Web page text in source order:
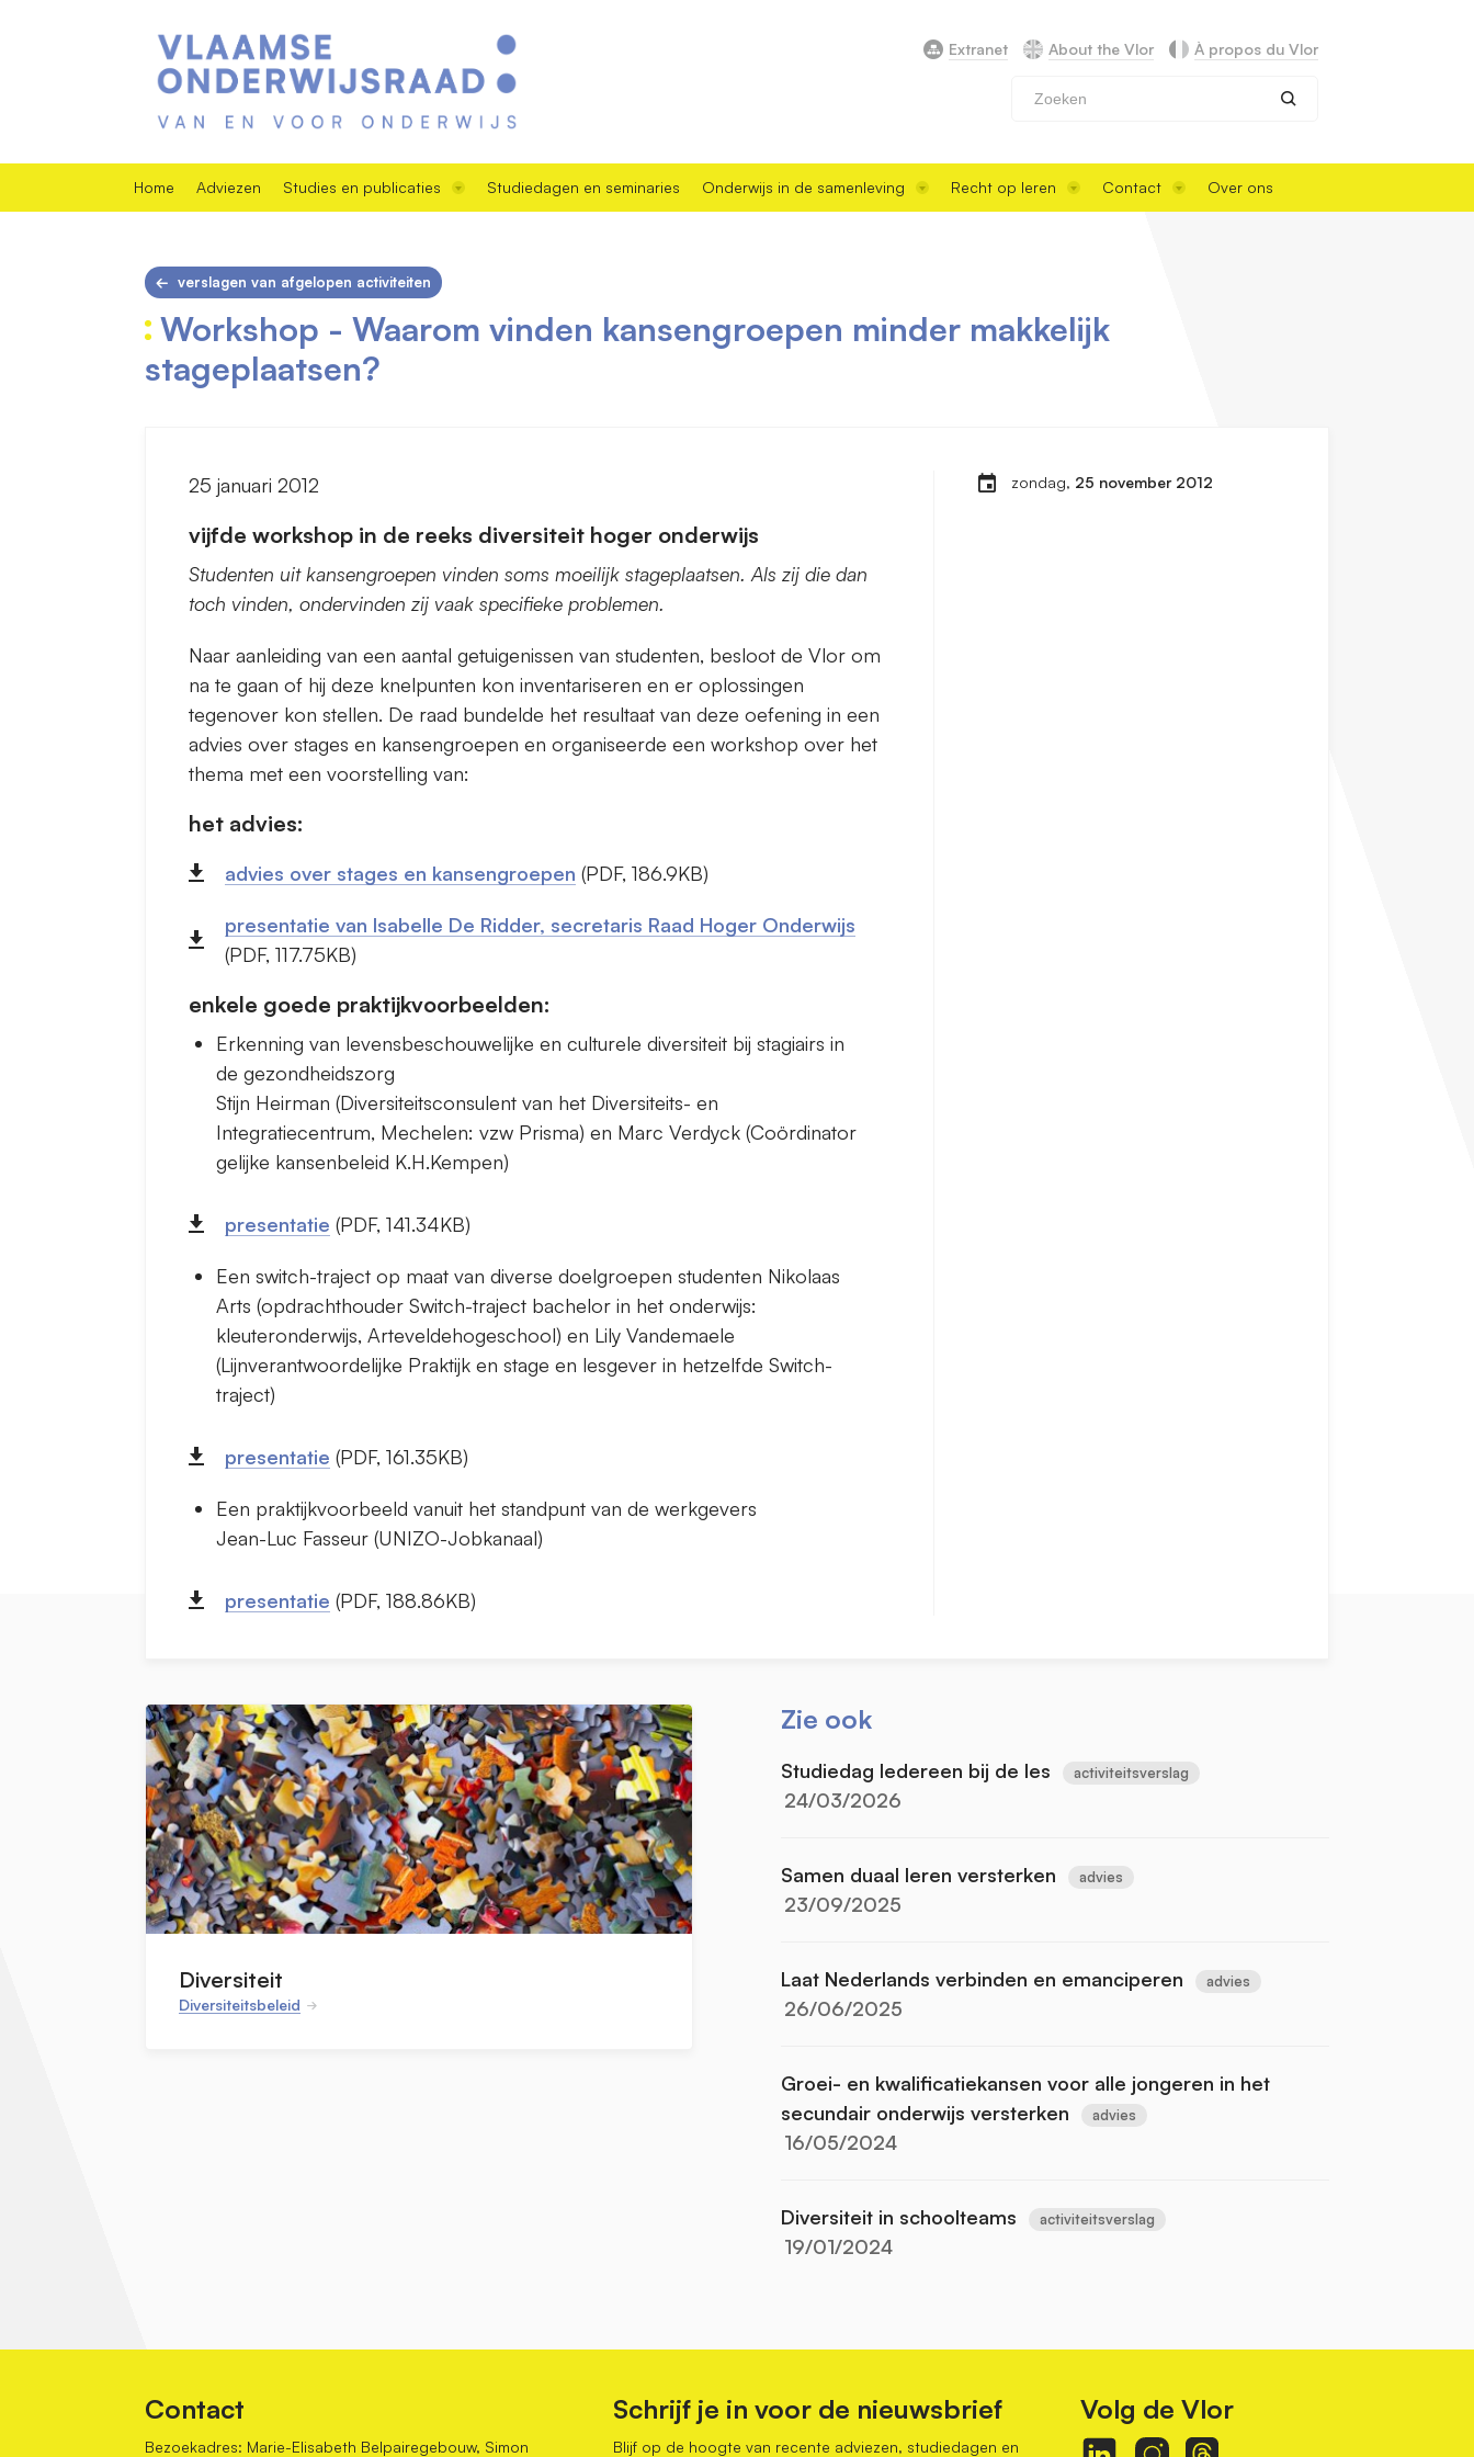
Extranet About the Vlor À propos du Vlor
Home Adviezen Studies en publicaties Studiedagen en seminaries Onderwijs in de samenleving Recht op leren Contact Over ons
verslagen van afgelopen activiteiten
Workshop - Waarom vinden kansengroepen minder makkelijk
stageplaatsen?
25 januari 2012
vijfde workshop in de reeks diversiteit hoger onderwijs
Studenten uit kansengroepen vinden soms moeilijk stageplaatsen. Als zij die dan
toch vinden, ondervinden zij vaak specifieke problemen.
Naar aanleiding van een aantal getuigenissen van studenten, besloot de Vlor om
na te gaan of hij deze knelpunten kon inventariseren en er oplossingen
tegenover kon stellen. De raad bundelde het resultaat van deze oefening in een
advies over stages en kansengroepen en organiseerde een workshop over het
thema met een voorstelling van:
het advies:
advies over stages en kansengroepen (PDF, 186.9KB)
presentatie van Isabelle De Ridder, secretaris Raad Hoger Onderwijs
(PDF, 117.75KB)
enkele goede praktijkvoorbeelden:
Erkenning van levensbeschouwelijke en culturele diversiteit bij stagiairs in
de gezondheidszorg
Stijn Heirman (Diversiteitsconsulent van het Diversiteits- en
Integratiecentrum, Mechelen: vzw Prisma) en Marc Verdyck (Coördinator
gelijke kansenbeleid K.H.Kempen)
presentatie (PDF, 141.34KB)
Een switch-traject op maat van diverse doelgroepen studenten Nikolaas
Arts (opdrachthouder Switch-traject bachelor in het onderwijs:
kleuteronderwijs, Arteveldehogeschool) en Lily Vandemaele
(Lijnverantwoordelijke Praktijk en stage en lesgever in hetzelfde Switch-
traject)
presentatie (PDF, 161.35KB)
Een praktijkvoorbeeld vanuit het standpunt van de werkgevers
Jean-Luc Fasseur (UNIZO-Jobkanaal)
presentatie (PDF, 188.86KB)
zondag, 25 november 2012
Diversiteit
Diversiteitsbeleid
Zie ook
Studiedag Iedereen bij de les activiteitsverslag
24/03/2026
Samen duaal leren versterken advies
23/09/2025
Laat Nederlands verbinden en emanciperen advies
26/06/2025
Groei- en kwalificatiekansen voor alle jongeren in het
secundair onderwijs versterken
advies
16/05/2024
Diversiteit in schoolteams activiteitsverslag
19/01/2024
Contact
Bezoekadres: Marie-Elisabeth Belpairegebouw, Simon
Schrijf je in voor de nieuwsbrief
Blijf op de hoogte van recente adviezen, studiedagen en
Volg de Vlor